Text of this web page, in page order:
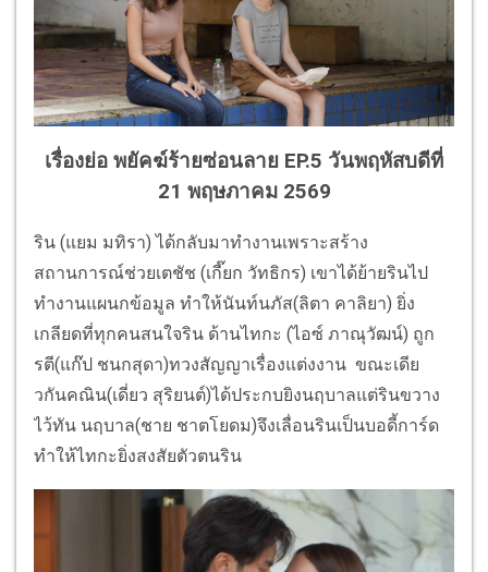
เรื่องย่อ พยัคฆ์ร้ายซ่อนลาย EP.5 วันพฤหัสบดีที่
21 พฤษภาคม 2569
ริน (แยม มทิรา) ได้กลับมาทำงานเพราะสร้าง
สถานการณ์ช่วยเตชัช (เกี๊ยก วัทธิกร) เขาได้ย้ายรินไป
ทำงานแผนกข้อมูล ทำให้นันท์นภัส(ลิตา คาลิยา) ยิ่ง
เกลียดที่ทุกคนสนใจริน ด้านไทกะ (ไอซ์ ภาณุวัฒน์) ถูก
รตี(แก๊ป ชนกสุดา)ทวงสัญญาเรื่องแต่งงาน ขณะเดีย
วกันคณิน(เดี่ยว สุริยนต์)ได้ประกบยิงนฤบาลแต่รินขวาง
ไว้ทัน นฤบาล(ชาย ชาตโยดม)จึงเลื่อนรินเป็นบอดี้การ์ด
ทำให้ไทกะยิ่งสงสัยตัวตนริน